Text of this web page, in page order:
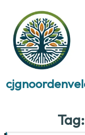
content
Tag: